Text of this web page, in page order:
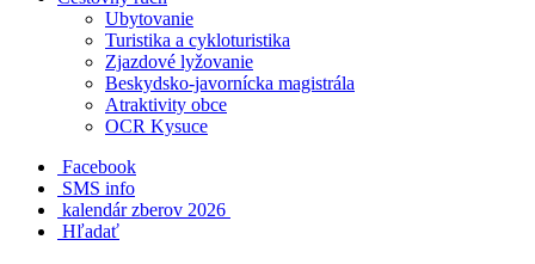
Ubytovanie
Turistika a cykloturistika
Zjazdové lyžovanie
Beskydsko-javornícka magistrála
Atraktivity obce
OCR Kysuce
Facebook
SMS info
​ kalendár zberov 2026
Hľadať